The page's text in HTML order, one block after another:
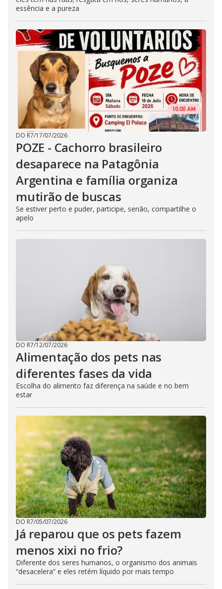
essência e a pureza
DO R7/17/07/2026
POZE - Cachorro brasileiro
desaparece na Patagônia
Argentina e família organiza
mutirão de buscas
Se estiver perto e puder, participe, senão, compartilhe o
apelo
DO R7/12/07/2026
Alimentação dos pets nas
diferentes fases da vida
Escolha do alimento faz diferença na saúde e no bem
estar
DO R7/05/07/2026
Já reparou que os pets fazem
menos xixi no frio?
Diferente dos seres humanos, o organismo dos animais
“desacelera” e eles retém líquido por mais tempo